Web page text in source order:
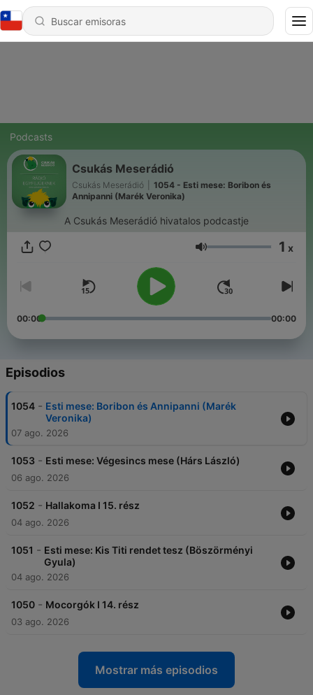
Podcasts
Csukás Meserádió
Csukás Meserádió
1054 - Esti mese: Boribon és
Annipanni (Marék Veronika)
A Csukás Meserádió hivatalos podcastje
Volumen 1 x
00:00 00:00
Episodios
1054 - Esti mese: Boribon és Annipanni (Marék
Veronika)
07 ago. 2026
1053 - Esti mese: Végesincs mese (Hárs László)
06 ago. 2026
1052 - Hallakoma I 15. rész
04 ago. 2026
1051 - Esti mese: Kis Titi rendet tesz (Böszörményi
Gyula)
04 ago. 2026
1050 - Mocorgók I 14. rész
03 ago. 2026
Mostrar más episodios